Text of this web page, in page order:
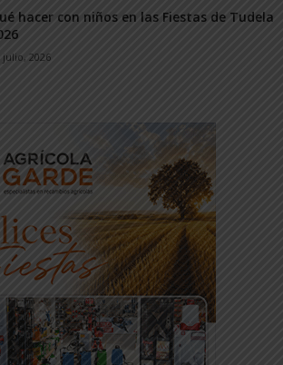
hacer con niños en las Fiestas de Tudela
julio, 2026